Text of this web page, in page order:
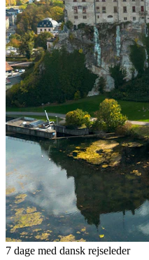
7 dage med dansk rejseleder